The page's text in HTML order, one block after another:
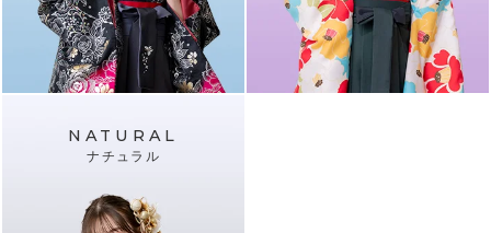
NATURAL
ナチュラル